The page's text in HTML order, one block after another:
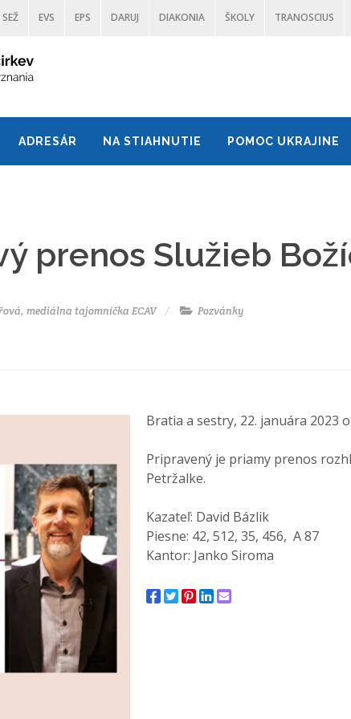
SEŽ EVS EPS DARUJ DIAKONIA ŠKOLY TRANOSCIUS
ADRESÁR NA STIAHNUTIE POMOC UKRAJINE
prenos Služieb
mediálna tajomníčka ECAV Pozvánky
Bratia a sestry, 22. januára 2023
Pripravený je priamy prenos
Petržalke.
Kazateľ: David Bázlik
Piesne: 42, 512, 35, 456, A 87
Kantor: Janko Siroma